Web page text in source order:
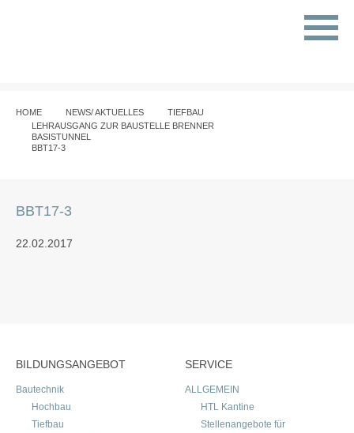
HOME NEWS/ AKTUELLES
TIEFBAU
LEHRAUSGANG ZUR BAUSTELLE BRENNER
BASISTUNNEL
BBT17-3
BBT17-3
22.02.2017
BILDUNGSANGEBOT
Bautechnik
Hochbau
Tiefbau
SERVICE
ALLGEMEIN
HTL Kantine
Stellenangebote für